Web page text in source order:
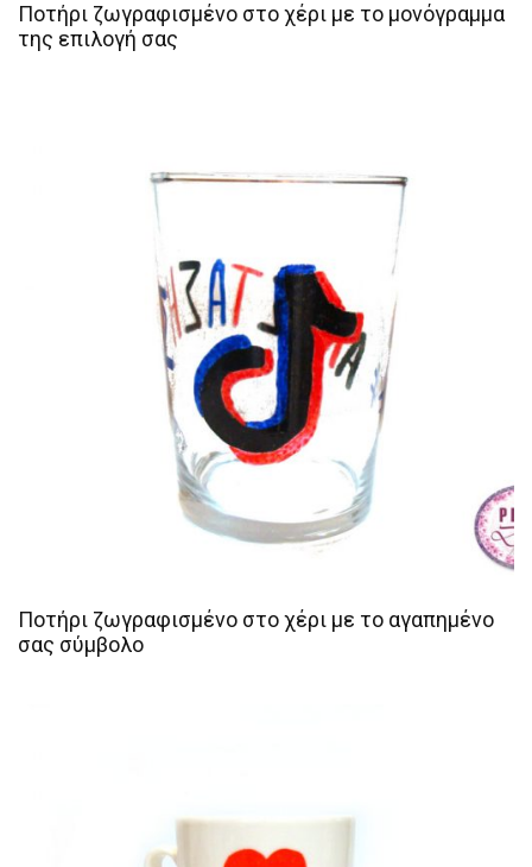
Ποτήρι ζωγραφισμένο στο χέρι με το μονόγραμμα
της επιλογή σας
Ποτήρι ζωγραφισμένο στο χέρι με το αγαπημένο
σας σύμβολο